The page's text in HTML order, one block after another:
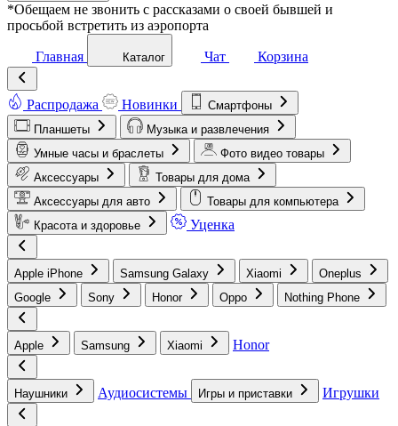
*Обещаем не звонить с рассказами о своей бывшей и
просьбой встретить из аэропорта
Главная Каталог Чат Корзина
Распродажа Новинки
Смартфоны
Планшеты
Музыка и развлечения
Умные часы и браслеты
Фото видео товары
Аксессуары
Товары для дома
Аксессуары для авто
Товары для компьютера
Красота и здоровье
Уценка
Apple iPhone Samsung Galaxy Xiaomi
Oneplus
Google
Sony Honor Oppo Nothing Phone
Apple Samsung Xiaomi Honor
Наушники Аудиосистемы Игры и приставки Игрушки